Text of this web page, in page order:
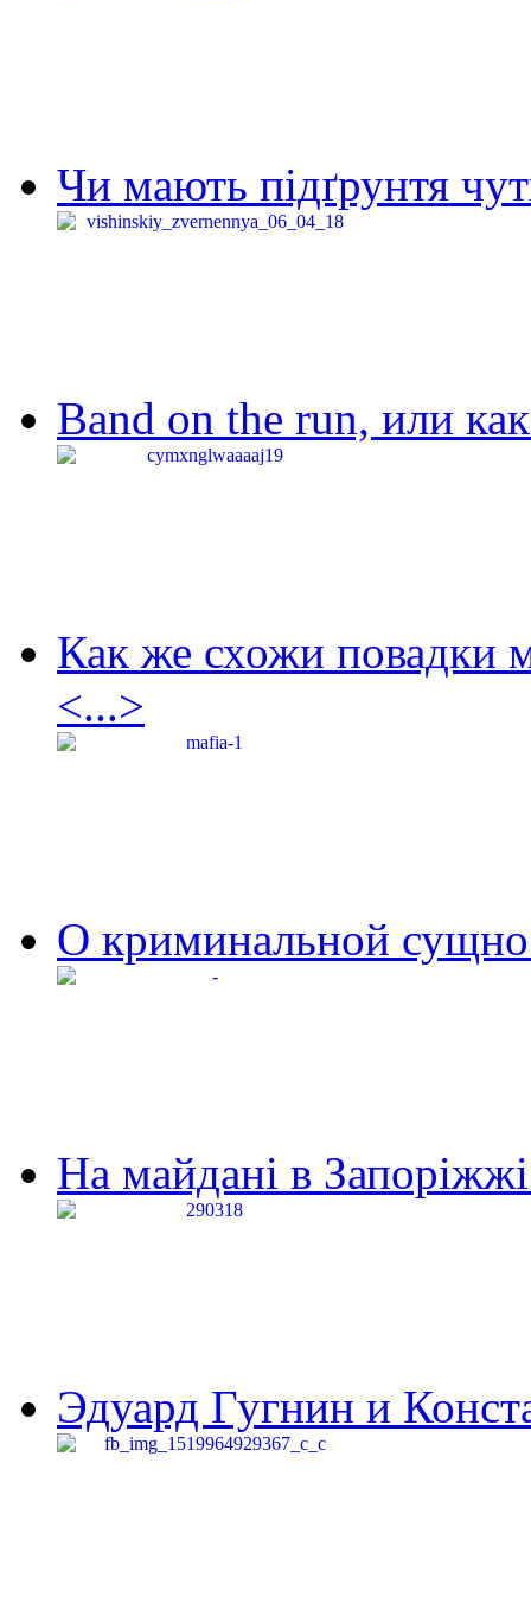
Чи мають підґрунтя
Band on the run, или
Как же схожи повадки
<...>
О криминальной
На майдані в
Эдуард Гугнин и